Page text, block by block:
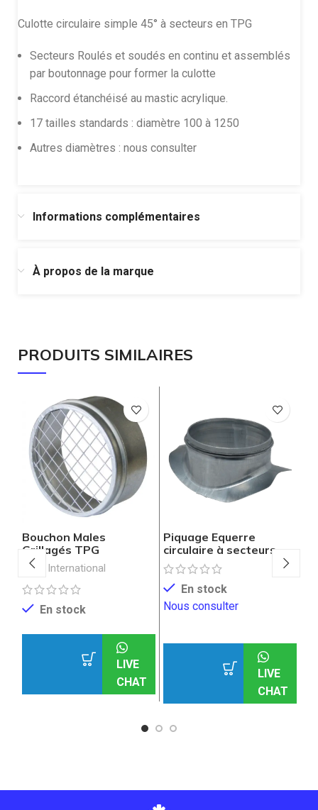
Culotte circulaire simple 45° à secteurs en TPG
Secteurs Roulés et soudés en continu et assemblés
par boutonnage pour former la culotte
Raccord étanchéisé au mastic acrylique.
17 tailles standards : diamètre 100 à 1250
Autres diamètres : nous consulter
Informations complémentaires
À propos de la marque
PRODUITS SIMILAIRES
Bouchon Males
Grillagés TPG
ICAT International
En stock
LIVE
CHAT
Piquage Equerre
circulaire à secteurs
TPG
En stock
Nous consulter
LIVE
CHAT